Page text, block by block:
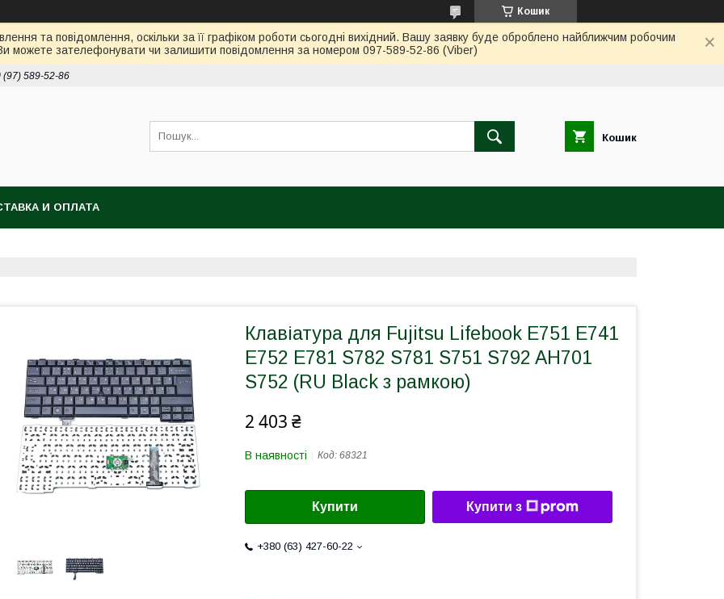
Кошик
та повідомлення, оскільки за її графіком роботи сьогодні вихідний. Вашу заявку буде оброблено найближчим робочим
можете зателефонувати чи залишити повідомлення за номером 097-589-52-86 (Viber)
(97) 589-52-86
Кошик
И ОПЛАТА
Клавіатура для Fujitsu Lifebook E751 E741
E752 E781 S782 S781 S751 S792 AH701
S752 (RU Black з рамкою)
2 403 ₴
В наявності Код: 68321
Купити Купити з
+380 (63) 427-60-22